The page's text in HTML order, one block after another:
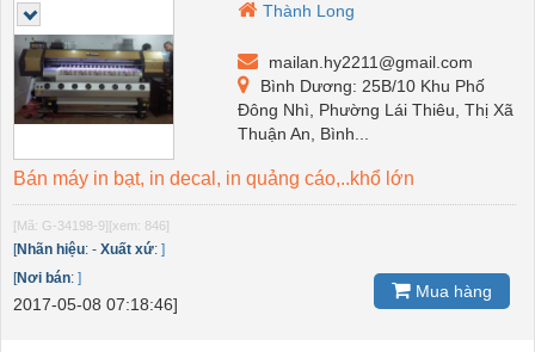
Thành Long
mailan.hy2211@gmail.com
Bình Dương: 25B/10 Khu Phố
Đông Nhì, Phường Lái Thiêu, Thị Xã
Thuận An, Bình...
Bán máy in bạt, in decal, in quảng cáo,..khổ lớn
[Mã: G-34198-9][xem: 846]
[Nhãn hiệu: - Xuất xứ: ]
[Nơi bán: ]
2017-05-08 07:18:46]
Mua hàng